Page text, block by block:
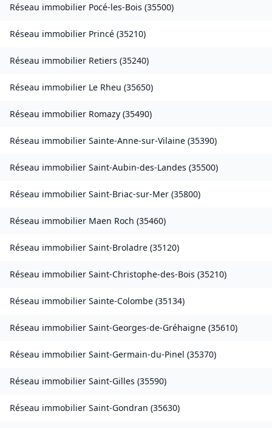
Réseau immobilier Pocé-les-Bois (35500)
Réseau immobilier Princé (35210)
Réseau immobilier Retiers (35240)
Réseau immobilier Le Rheu (35650)
Réseau immobilier Romazy (35490)
Réseau immobilier Sainte-Anne-sur-Vilaine (35390)
Réseau immobilier Saint-Aubin-des-Landes (35500)
Réseau immobilier Saint-Briac-sur-Mer (35800)
Réseau immobilier Maen Roch (35460)
Réseau immobilier Saint-Broladre (35120)
Réseau immobilier Saint-Christophe-des-Bois (35210)
Réseau immobilier Sainte-Colombe (35134)
Réseau immobilier Saint-Georges-de-Gréhaigne (35610)
Réseau immobilier Saint-Germain-du-Pinel (35370)
Réseau immobilier Saint-Gilles (35590)
Réseau immobilier Saint-Gondran (35630)